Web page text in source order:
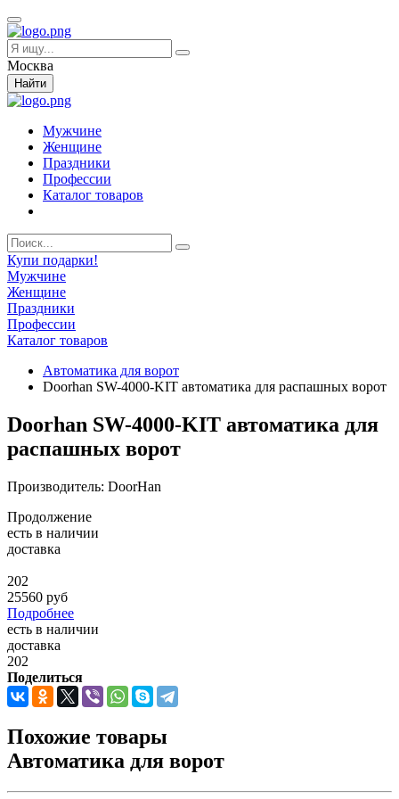
Москва
Найти
Мужчине
Женщине
Праздники
Профессии
Каталог товаров
Купи подарки!
Мужчине
Женщине
Праздники
Профессии
Каталог товаров
Автоматика для ворот
Doorhan SW-4000-KIT автоматика для распашных ворот
Doorhan SW-4000-KIT автоматика для
распашных ворот
Производитель: DoorHan
Продолжение
есть в наличии
доставка
202
25560 руб
Подробнее
есть в наличии
доставка
202
Поделиться
Похожие товары
Автоматика для ворот